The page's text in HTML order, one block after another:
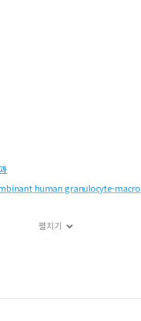
human granulocyte-
: rhGM-CSF의 용량에 따른 효과비교
펼치기